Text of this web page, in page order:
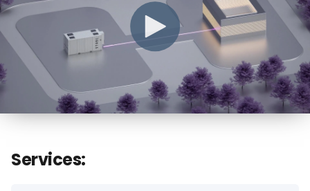
Services: